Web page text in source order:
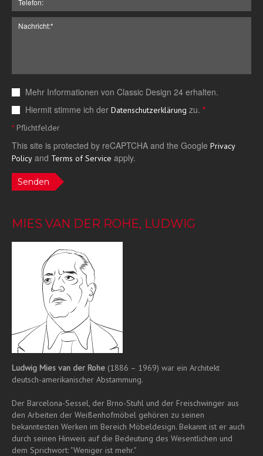
Mehr Informationen von Classic Design 24 erhalten.
Hiermit stimme ich der Datenschutzerklärung zu. *
*Pflichtfelder
This site is protected by reCAPTCHA and the Google Privacy
Policy and Terms of Service apply.
Senden
MIES VAN DER ROHE, LUDWIG
Ludwig Mies van der Rohe (1886 – 1969) war ein Architekt
deutsch-amerikanischer Abstammung.
Der Barcelona-Sessel, der Brno-Stuhl und der Freischwinger aus
den Arbeiten der Weißenhofmöbel gehören zu seinen
bekanntesten Werken im Bereich Möbeldesign. Bekannt ist er auch
durch seinen Hinweis auf die Bedeutung des Wesentlichen und
dem Sprichwort: "Weniger ist mehr."